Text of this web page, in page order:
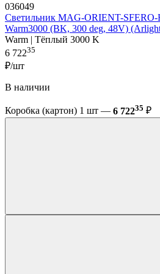
036049
Светильник MAG-ORIENT-
Warm3000 (BK, 300 deg, 48V)
Warm | Тёплый 3000 K
6 72235
₽/шт
В наличии
Коробка (картон) 1 шт — 6 72235 ₽